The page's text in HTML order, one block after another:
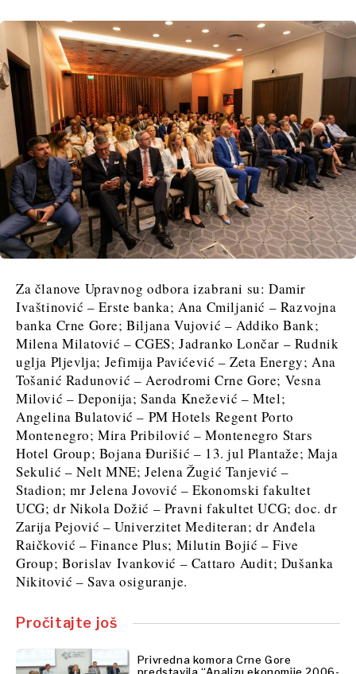
Za članove Upravnog odbora izabrani su: Damir
Ivaštinović – Erste banka; Ana Cmiljanić – Razvojna
banka Crne Gore; Biljana Vujović – Addiko Bank;
Milena Milatović – CGES; Jadranko Lončar – Rudnik
uglja Pljevlja; Jefimija Pavićević – Zeta Energy; Ana
Tošanić Radunović – Aerodromi Crne Gore; Vesna
Milović – Deponija; Sanda Knežević – Mtel;
Angelina Bulatović – PM Hotels Regent Porto
Montenegro; Mira Pribilović – Montenegro Stars
Hotel Group; Bojana Đurišić – 13. jul Plantaže; Maja
Sekulić – Nelt MNE; Jelena Žugić Tanjević –
Stadion; mr Jelena Jovović – Ekonomski fakultet
UCG; dr Nikola Dožić – Pravni fakultet UCG; doc. dr
Zarija Pejović – Univerzitet Mediteran; dr Anđela
Raičković – Finance Plus; Milutin Bojić – Five
Group; Borislav Ivanković – Cattaro Audit; Dušanka
Nikitović – Sava osiguranje.
Pročitajte još
Privredna komora Crne Gore